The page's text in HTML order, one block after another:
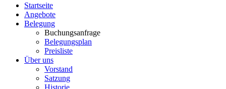
Startseite
Angebote
Belegung
Buchungsanfrage
Belegungsplan
Preisliste
Über uns
Vorstand
Satzung
Historie